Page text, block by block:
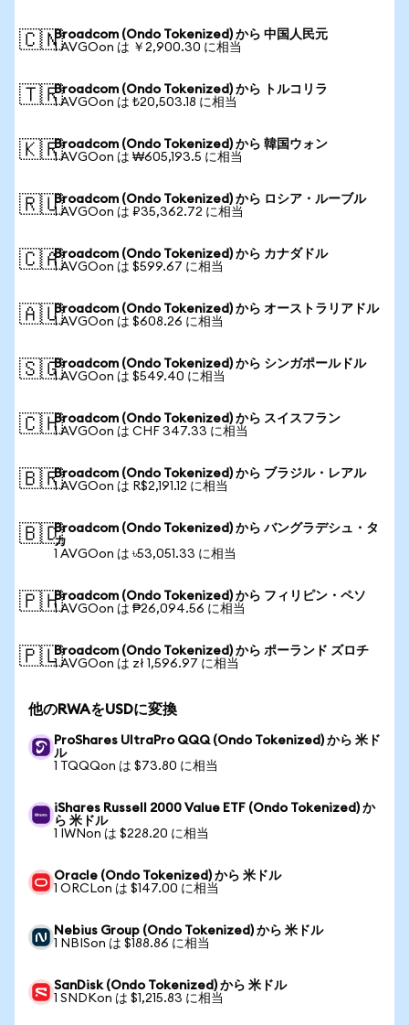
🇨🇳Broadcom (Ondo Tokenized) から 中国人民元
1 AVGOon は ￥2,900.30 に相当
🇹🇷Broadcom (Ondo Tokenized) から トルコリラ
1 AVGOon は ₺20,503.18 に相当
🇰🇷Broadcom (Ondo Tokenized) から 韓国ウォン
1 AVGOon は ₩605,193.5 に相当
🇷🇺Broadcom (Ondo Tokenized) から ロシア・ルーブル
1 AVGOon は ₽35,362.72 に相当
🇨🇦Broadcom (Ondo Tokenized) から カナダドル
1 AVGOon は $599.67 に相当
🇦🇺Broadcom (Ondo Tokenized) から オーストラリアドル
1 AVGOon は $608.26 に相当
🇸🇬Broadcom (Ondo Tokenized) から シンガポールドル
1 AVGOon は $549.40 に相当
🇨🇭Broadcom (Ondo Tokenized) から スイスフラン
1 AVGOon は CHF 347.33 に相当
🇧🇷Broadcom (Ondo Tokenized) から ブラジル・レアル
1 AVGOon は R$2,191.12 に相当
🇧🇩Broadcom (Ondo Tokenized) から バングラデシュ・タ
カ
1 AVGOon は ৳53,051.33 に相当
🇵🇭Broadcom (Ondo Tokenized) から フィリピン・ペソ
1 AVGOon は ₱26,094.56 に相当
🇵🇱Broadcom (Ondo Tokenized) から ポーランド ズロチ
1 AVGOon は zł 1,596.97 に相当
他のRWAをUSDに変換
ProShares UltraPro QQQ (Ondo Tokenized) から 米ド
ル
1 TQQQon は $73.80 に相当
iShares Russell 2000 Value ETF (Ondo Tokenized) か
ら 米ドル
1 IWNon は $228.20 に相当
Oracle (Ondo Tokenized) から 米ドル
1 ORCLon は $147.00 に相当
Nebius Group (Ondo Tokenized) から 米ドル
1 NBISon は $188.86 に相当
SanDisk (Ondo Tokenized) から 米ドル
1 SNDKon は $1,215.83 に相当